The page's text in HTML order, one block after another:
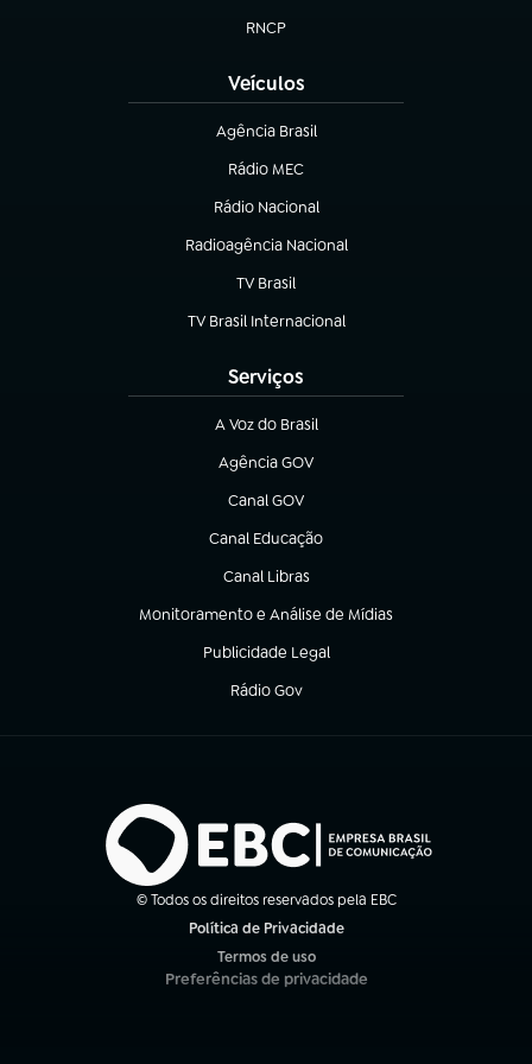
RNCP
(abre em nova aba)
Veículos
Agência Brasil
(abre em nova aba)
Rádio MEC
(abre em nova aba)
Rádio Nacional
Radioagência Nacional
(abre em nova aba)
TV Brasil
(abre em nova aba)
TV Brasil Internacional
(abre em nova aba)
Serviços
A Voz do Brasil
(abre em nova aba)
Agência GOV
(abre em nova aba)
Canal GOV
(abre em nova aba)
Canal Educação
(abre em nova aba)
Canal Libras
(abre em nova aba)
Monitoramento e Análise de Mídias
(abre em nova aba)
Publicidade Legal
(abre em nova aba)
Rádio Gov
(abre em nova aba)
© Todos os direitos reservados pela EBC
Política de Privacidade
Termos de uso
(abre em nova aba)
Preferências de privacidade